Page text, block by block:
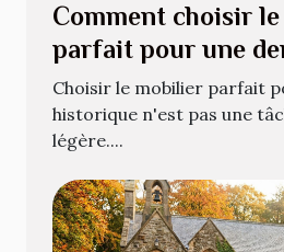
Comment choisir
parfait pour une
historique ?
Choisir le mobilier parfait
historique n'est pas une
légère....